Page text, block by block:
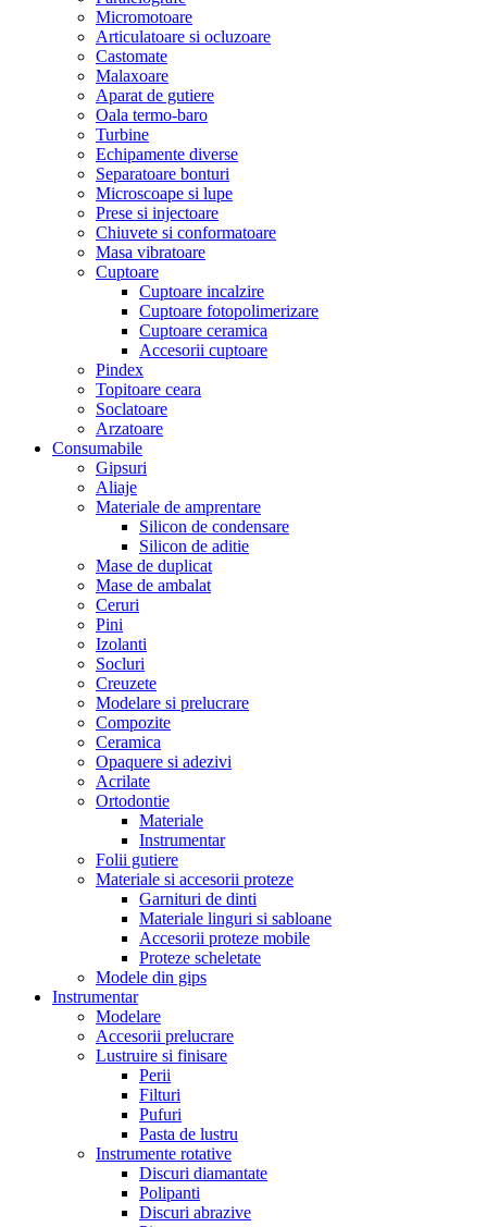
Micromotoare
Articulatoare si ocluzoare
Castomate
Malaxoare
Aparat de gutiere
Oala termo-baro
Turbine
Echipamente diverse
Separatoare bonturi
Microscoape si lupe
Prese si injectoare
Chiuvete si conformatoare
Masa vibratoare
Cuptoare
Cuptoare incalzire
Cuptoare fotopolimerizare
Cuptoare ceramica
Accesorii cuptoare
Pindex
Topitoare ceara
Soclatoare
Arzatoare
Consumabile
Gipsuri
Aliaje
Materiale de amprentare
Silicon de condensare
Silicon de aditie
Mase de duplicat
Mase de ambalat
Ceruri
Pini
Izolanti
Socluri
Creuzete
Modelare si prelucrare
Compozite
Ceramica
Opaquere si adezivi
Acrilate
Ortodontie
Materiale
Instrumentar
Folii gutiere
Materiale si accesorii proteze
Garnituri de dinti
Materiale linguri si sabloane
Accesorii proteze mobile
Proteze scheletate
Modele din gips
Instrumentar
Modelare
Accesorii prelucrare
Lustruire si finisare
Perii
Filturi
Pufuri
Pasta de lustru
Instrumente rotative
Discuri diamantate
Polipanti
Discuri abrazive